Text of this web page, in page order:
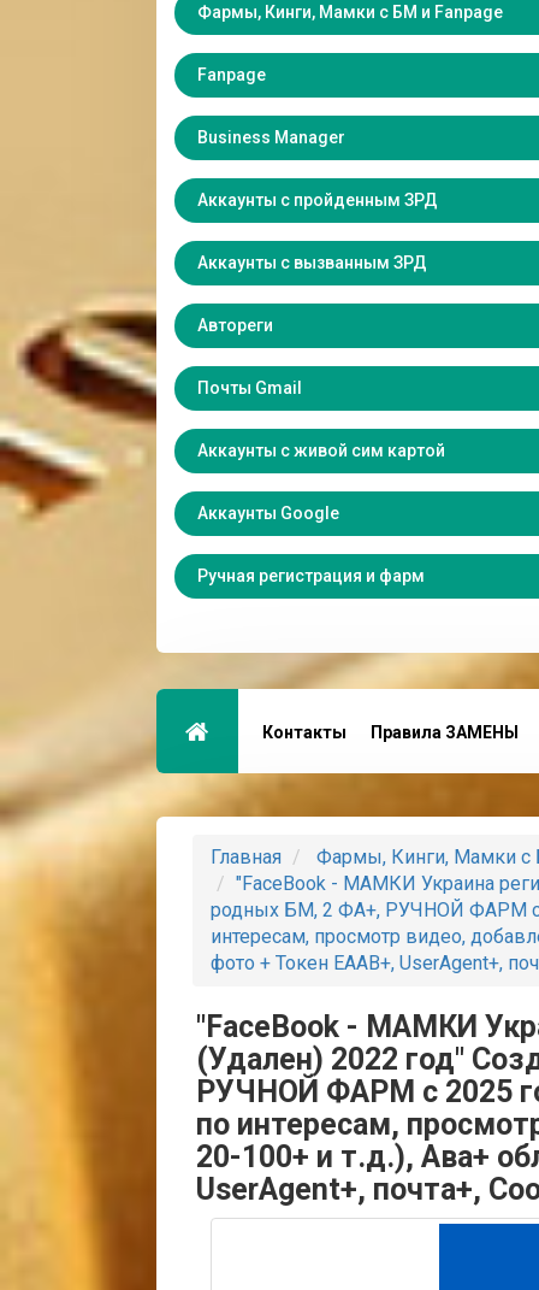
Фармы, Кинги, Мамки с БМ и Fanpage
Fanpage
Business Manager
Аккаунты с пройденным ЗРД
Аккаунты с вызванным ЗРД
Автореги
Почты Gmail
Аккаунты с живой сим картой
Аккаунты Google
Ручная регистрация и фарм
Контакты Правила ЗАМЕНЫ
Главная
Фармы, Кинги, Мамки с
"FaceBook - МАМКИ Украина
родных БМ, 2 ФА+, РУЧНОЙ ФАРМ с
интересам, просмотр видео,
фото + Токен EAAB+, UserAgent+,
"FaceBook - МАМКИ
(Удален) 2022 год"
РУЧНОЙ ФАРМ с 2025
по интересам,
20-100+ и т.д.), Ава+
UserAgent+, почта+,